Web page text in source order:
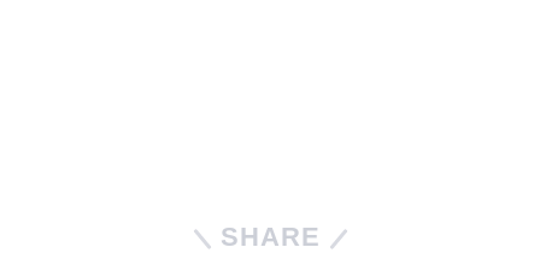
SHARE